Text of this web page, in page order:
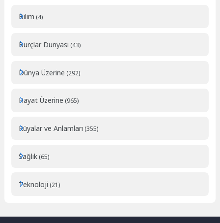
Bilim (4)
Burçlar Dunyasi (43)
Dünya Üzerine (292)
Hayat Üzerine (965)
Rüyalar ve Anlamları (355)
Sağlık (65)
Teknoloji (21)